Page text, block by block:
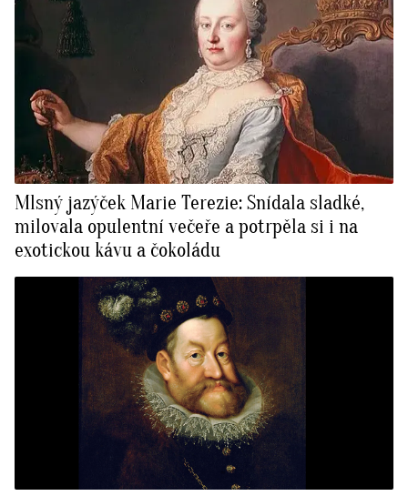
Mlsný jazýček Marie Terezie: Snídala sladké,
milovala opulentní večeře a potrpěla si i na
exotickou kávu a čokoládu